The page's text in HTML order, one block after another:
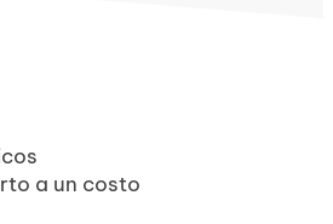
a un costo